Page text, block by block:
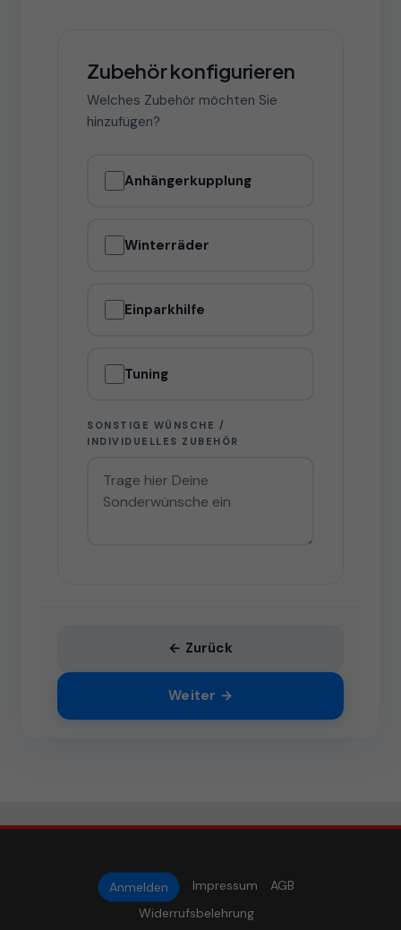
Zubehör konfigurieren
Welches Zubehör möchten Sie
hinzufügen?
Anhängerkupplung
Winterräder
Einparkhilfe
Tuning
SONSTIGE WÜNSCHE /
INDIVIDUELLES ZUBEHÖR
← Zurück
Weiter →
Anmelden Impressum
AGB
Widerrufsbelehrung